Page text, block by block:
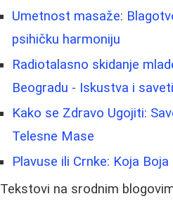
Umetnost masaže:
psihičku harmoniju
Radiotalasno skidanje
Beogradu - Iskustva i saveti
Kako se Zdravo Ugojiti:
Telesne Mase
Plavuse ili Crnke: Koja
Tekstovi na srodnim